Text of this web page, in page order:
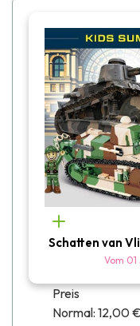
Schatten van
Vom
Preis
Normal: 12,00